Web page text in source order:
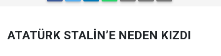
ATATÜRK STALİN’E NEDEN KIZDI